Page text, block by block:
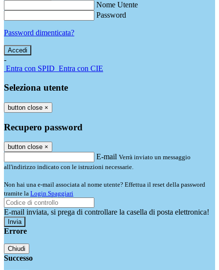
Nome Utente
Password
Password dimenticata?
-
Entra con SPID Entra con CIE
Seleziona utente
button close ×
Recupero password
button close ×
E-mail Verrà inviato un messaggio
all'indirizzo indicato con le istruzioni necessarie.
Non hai una e-mail associata al nome utente? Effettua il reset della password
tramite la Login Spaggiari
E-mail inviata, si prega di controllare la casella di posta elettronica!
Errore
Chiudi
Successo